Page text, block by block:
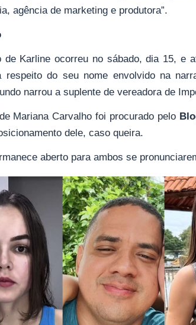
agência de marketing e produtora”.
de Karline ocorreu no sábado, dia 15, e
respeito do seu nome envolvido na
narrou a suplente de vereadora de
Mariana Carvalho foi procurado pelo
dele, caso queira.
aberto para ambos se